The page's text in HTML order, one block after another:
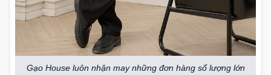
Gạo House luôn nhận may những đơn hàng số lượng lớn